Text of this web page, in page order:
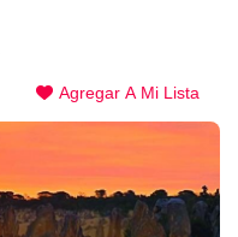
Agregar A Mi Lista